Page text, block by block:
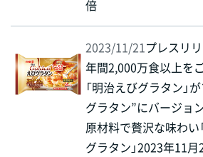
倍
2023/11/21 プレスリ
年間2,000万食以上を
「明治えびグラタン」
グラタン”にバージョ
原材料で贅沢な味わい
グラタン」2023年11